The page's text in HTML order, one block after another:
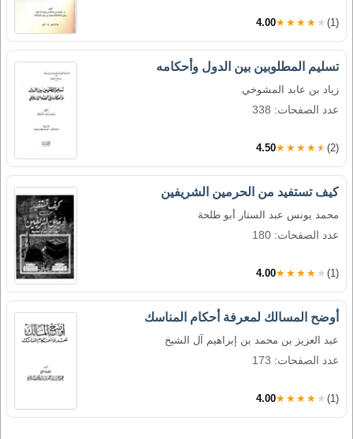
4.00★★★★★ (1)
تسليم المطلوبين بين الدول وأحكامه
زياد بن عابد المشوخي
عدد الصفحات: 338
4.50★★★★★ (2)
كيف تستفيد من الحرمين الشريفين
محمد يونس عبد الستار أبو طلحة
عدد الصفحات: 180
4.00★★★★★ (1)
أوضح المسالك لمعرفة أحكام المناسك
عبد العزيز بن محمد بن إبراهيم آل الشيخ
عدد الصفحات: 173
4.00★★★★★ (1)